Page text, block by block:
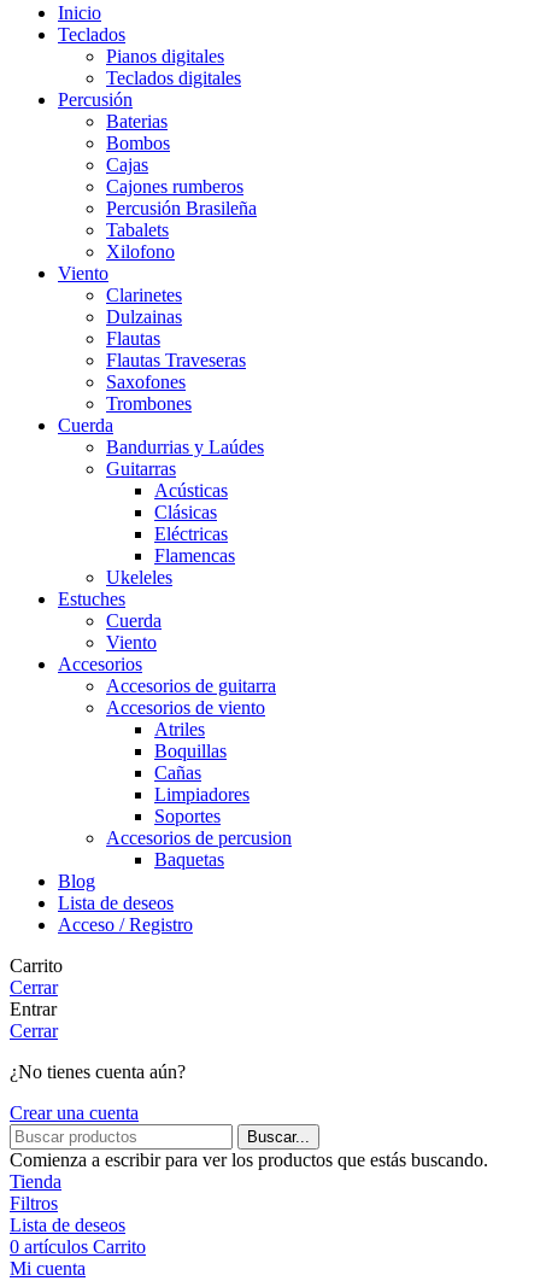
Inicio
Teclados
Pianos digitales
Teclados digitales
Percusión
Baterias
Bombos
Cajas
Cajones rumberos
Percusión Brasileña
Tabalets
Xilofono
Viento
Clarinetes
Dulzainas
Flautas
Flautas Traveseras
Saxofones
Trombones
Cuerda
Bandurrias y Laúdes
Guitarras
Acústicas
Clásicas
Eléctricas
Flamencas
Ukeleles
Estuches
Cuerda
Viento
Accesorios
Accesorios de guitarra
Accesorios de viento
Atriles
Boquillas
Cañas
Limpiadores
Soportes
Accesorios de percusion
Baquetas
Blog
Lista de deseos
Acceso / Registro
Carrito
Cerrar
Entrar
Cerrar
¿No tienes cuenta aún?
Crear una cuenta
Buscar...
Comienza a escribir para ver los productos que estás buscando.
Tienda
Filtros
Lista de deseos
0 artículos Carrito
Mi cuenta